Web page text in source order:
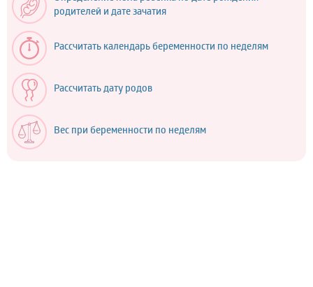
родителей и дате зачатия
Рассчитать календарь беременности по неделям
Рассчитать дату родов
Вес при беременности по неделям